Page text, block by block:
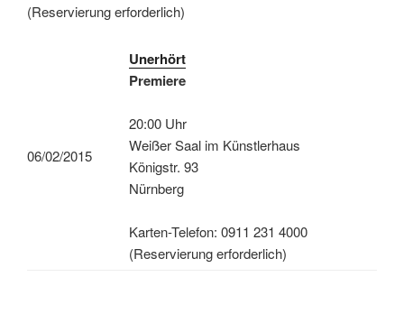
(Reservierung erforderlich)
06/02/2015
Unerhört
Premiere
20:00 Uhr
Weißer Saal im Künstlerhaus
Königstr. 93
Nürnberg
Karten-Telefon: 0911 231 4000
(Reservierung erforderlich)